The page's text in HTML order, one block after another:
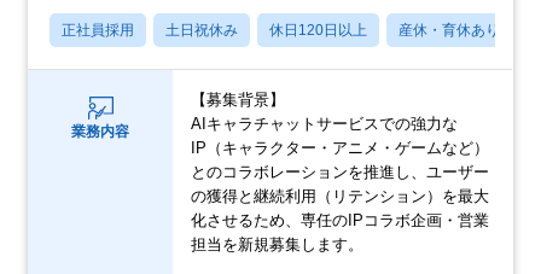
正社員採用 土日祝休み 休日120日以上 産休・育休あり
業務内容
【募集背景】
AIキャラチャットサービスでの強力な
IP（キャラクター・アニメ・ゲームなど）
とのコラボレーションを推進し、ユーザー
の獲得と継続利用（リテンション）を最大
化させるため、専任のIPコラボ企画・営業
担当を新規募集します。